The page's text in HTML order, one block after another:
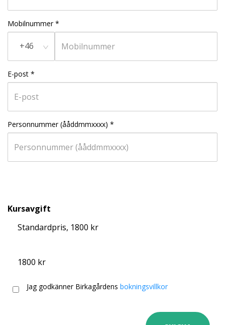
Mobilnummer*
+46
E-post *
Personnummer (ååddmmxxxx) *
Kursavgift
Standardpris, 1800 kr
1800 kr
Jag godkänner Birkagårdens bokningsvillkor